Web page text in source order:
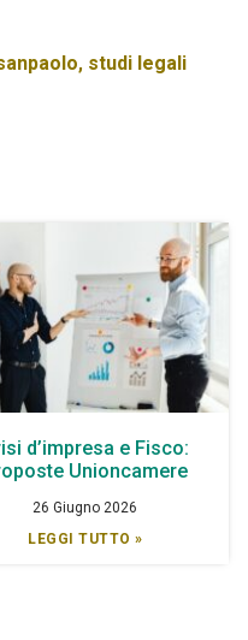
, studi legali
d’impresa e Fisco:
Unioncamere
26 Giugno 2026
LEGGI TUTTO »